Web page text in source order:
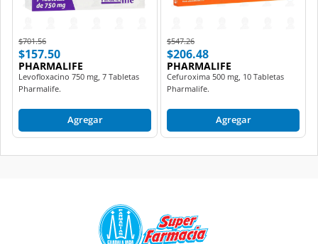
Price reduced from
$701.56to
$157.50
PHARMALIFE
Levofloxacino 750 mg, 7 Tabletas
Pharmalife.
Agregar
Price reduced from
$547.26to
$206.48
PHARMALIFE
Cefuroxima 500 mg, 10 Tabletas
Pharmalife.
Agregar